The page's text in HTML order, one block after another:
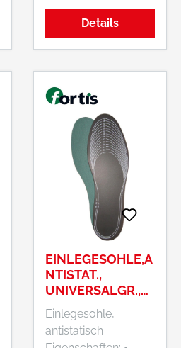
Geruchsbildung •
SB-verpackt
Details
EINLEGESOHLE,A
NTISTAT.,
UNIVERSALGR.,
FORTIS
Einlegesohle,
antistatisch